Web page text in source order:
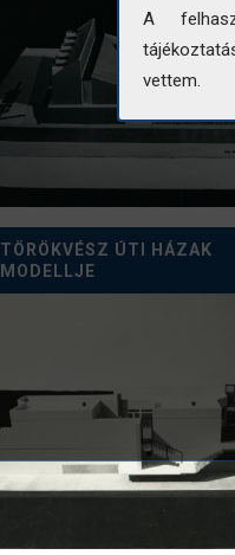
TÖRÖKVÉSZ ÚTI HÁZAK
MODELLJE
A
vettem.